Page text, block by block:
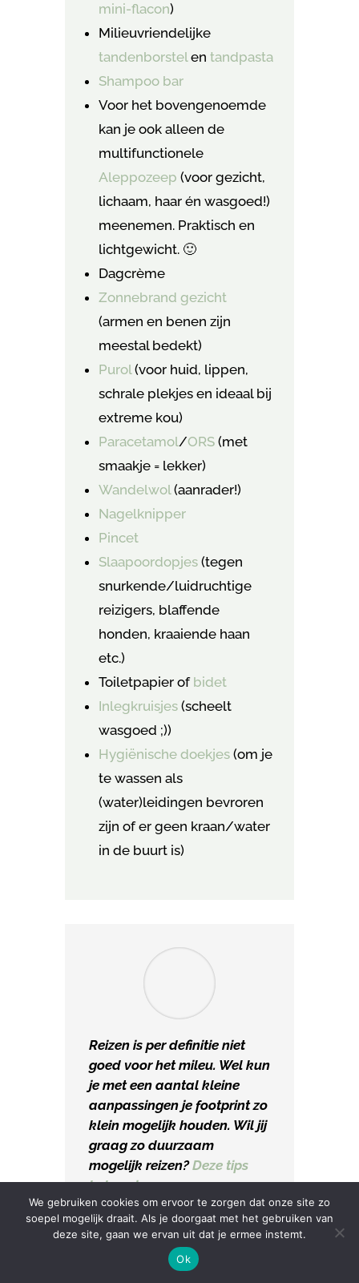
mini-flacon)
Milieuvriendelijke
tandenborstelen tandpasta
Shampoo bar
Voor het bovengenoemde
kan je ook alleen de
multifunctionele
Aleppozeep (voor gezicht,
lichaam, haar én wasgoed!)
meenemen. Praktisch en
lichtgewicht. 🙂
Dagcrème
Zonnebrand gezicht
(armen en benen zijn
meestal bedekt)
Purol(voor huid, lippen,
schrale plekjes en ideaal bij
extreme kou)
Paracetamol/ORS(met
smaakje = lekker)
Wandelwol(aanrader!)
Nagelknipper
Pincet
Slaapoordopjes(tegen
snurkende/luidruchtige
reizigers, blaffende
honden, kraaiende haan
etc.)
Toiletpapier ofbidet
Inlegkruisjes(scheelt
wasgoed ;))
Hygiënische doekjes(om je
te wassen als
(water)leidingen bevroren
zijn of er geen kraan/water
in de buurt is)
Reizen is per definitie niet
goed voor het mileu. Wel kun
je met een aantal kleine
aanpassingen je footprint zo
klein mogelijk houden. Wil jij
graag zo duurzaam
mogelijk reizen?Deze tips
helpen je op weg.
We gebruiken cookies om ervoor te zorgen dat onze site zo
soepel mogelijk draait. Als je doorgaat met het gebruiken van
deze site, gaan we ervan uit dat je ermee instemt.
Ok